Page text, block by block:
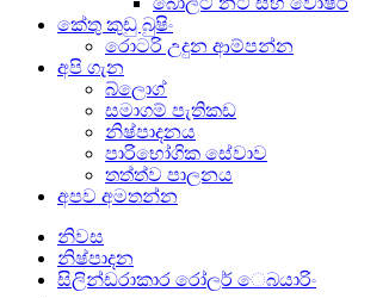
කේතු කුඩු බුෂිං
රොටරි උදුන ආම්පන්න
අපි ගැන
බ්ලොග්
සමාගම් පැතිකඩ
නිෂ්පාදනය
පාරිභෝගික සේවාව
තත්ත්ව පාලනය
අපව අමතන්න
නිවස
නිෂ්පාදන
සිලින්ඩරාකාර රෝලර් ෙබයාරිං